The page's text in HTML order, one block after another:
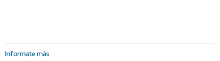
Informate más